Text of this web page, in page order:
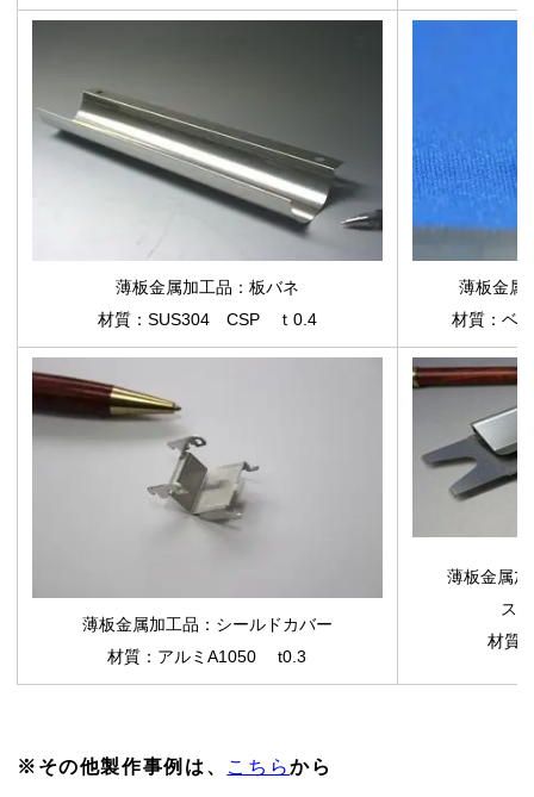
薄板金属加工品 ：板バネ
材質：SUS304 CSP ｔ0.4
薄板金属
材質：ベ
薄板金属加工品 ：シールドカバー
材質：アルミA1050 t0.3
薄板金属
ス
材質
※その他製作事例は、 こちらから